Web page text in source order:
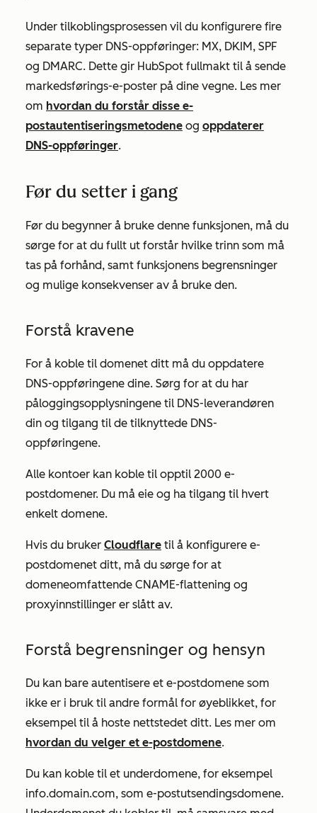
Under tilkoblingsprosessen vil du konfigurere fire
separate typer DNS-oppføringer: MX, DKIM, SPF
og DMARC. Dette gir HubSpot fullmakt til å sende
markedsførings-e-poster på dine vegne. Les mer
om hvordan du forstår disse e-
postautentiseringsmetodene og oppdaterer
DNS-oppføringer.
Før du setter i gang
Før du begynner å bruke denne funksjonen, må du
sørge for at du fullt ut forstår hvilke trinn som må
tas på forhånd, samt funksjonens begrensninger
og mulige konsekvenser av å bruke den.
Forstå kravene
For å koble til domenet ditt må du oppdatere
DNS-oppføringene dine. Sørg for at du har
påloggingsopplysningene til DNS-leverandøren
din og tilgang til de tilknyttede DNS-
oppføringene.
Alle kontoer kan koble til opptil 2000 e-
postdomener. Du må eie og ha tilgang til hvert
enkelt domene.
Hvis du bruker Cloudflare til å konfigurere e-
postdomenet ditt, må du sørge for at
domeneomfattende CNAME-flattening og
proxyinnstillinger er slått av.
Forstå begrensninger og hensyn
Du kan bare autentisere et e-postdomene som
ikke er i bruk til andre formål for øyeblikket, for
eksempel til å hoste nettstedet ditt. Les mer om
hvordan du velger et e-postdomene.
Du kan koble til et underdomene, for eksempel
info.domain.com, som e-postutsendingsdomene.